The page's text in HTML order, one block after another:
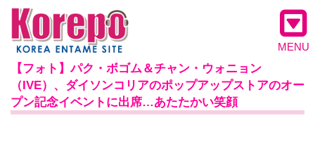
MENU
【フォト】パク・ボゴム＆チャン・ウォニョン
（IVE）、ダイソンコリアのポップアップストアのオー
プン記念イベントに出席…あたたかい笑顔